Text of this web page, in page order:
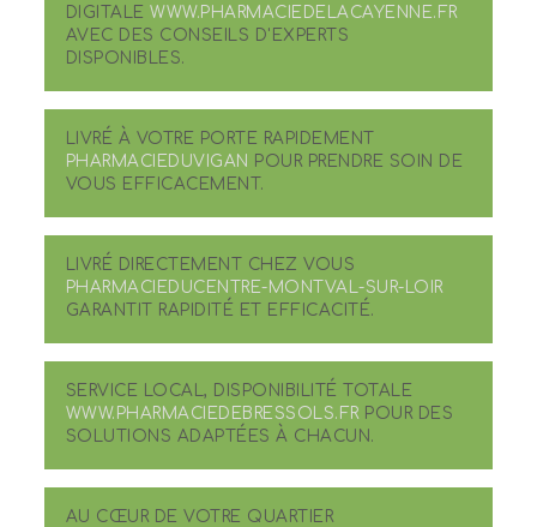
DIGITALEWWW.PHARMACIEDELACAYENNE.FR
AVEC DES CONSEILS D'EXPERTS
DISPONIBLES.
LIVRÉ À VOTRE PORTE RAPIDEMENT
PHARMACIEDUVIGAN POUR PRENDRE SOIN DE
VOUS EFFICACEMENT.
LIVRÉ DIRECTEMENT CHEZ VOUS
PHARMACIEDUCENTRE-MONTVAL-SUR-LOIR
GARANTIT RAPIDITÉ ET EFFICACITÉ.
SERVICE LOCAL, DISPONIBILITÉ TOTALE
WWW.PHARMACIEDEBRESSOLS.FRPOUR DES
SOLUTIONS ADAPTÉES À CHACUN.
AU CŒUR DE VOTRE QUARTIER